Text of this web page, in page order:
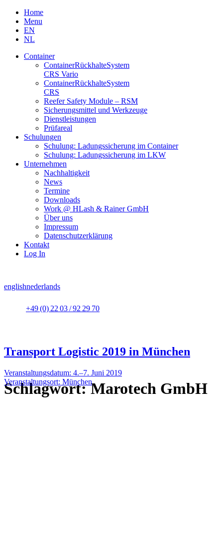
Skip
content
Home
Menu
EN
NL
Container
Container­Rückhalte­System
CRS Vario
Container­Rückhalte­System
CRS
Reefer Safety Module – RSM
Sicherungsmittel und Werkzeuge
Dienstleistungen
Prüfareal
Schulungen
Schulung: Ladungssicherung im Container
Schulung: Ladungssicherung im LKW
Unternehmen
Nachhaltigkeit
News
Termine
Downloads
Work @ HLash & Rainer GmbH
Über uns
Impressum
Datenschutzerklärung
Kontakt
Log In
englishnederlands
+49 (0) 22 03 / 92 29 70
Schlagwort:Marotech GmbH
Transport Logistic 2019 in München
Veranstaltungsdatum: 4.–7. Juni 2019
Veranstaltungsort: München